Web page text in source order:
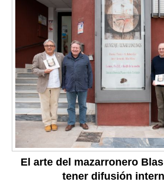
El arte del mazarronero
tener difusión